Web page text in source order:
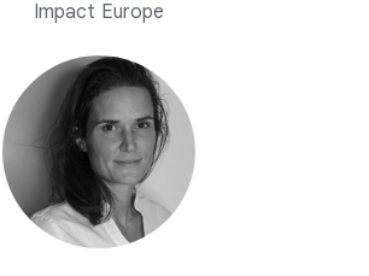
Impact Europe